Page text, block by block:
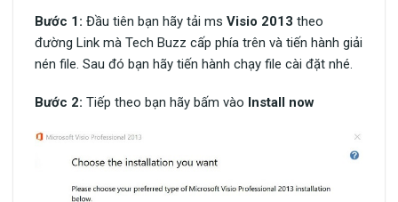
Bước 1: Đầu tiên bạn hãy tải ms Visio 2013 theo
đường Link mà Tech Buzz cấp phía trên và tiến hành giải
nén file. Sau đó bạn hãy tiến hành chạy file cài đặt nhé.
Bước 2: Tiếp theo bạn hãy bấm vào Install now